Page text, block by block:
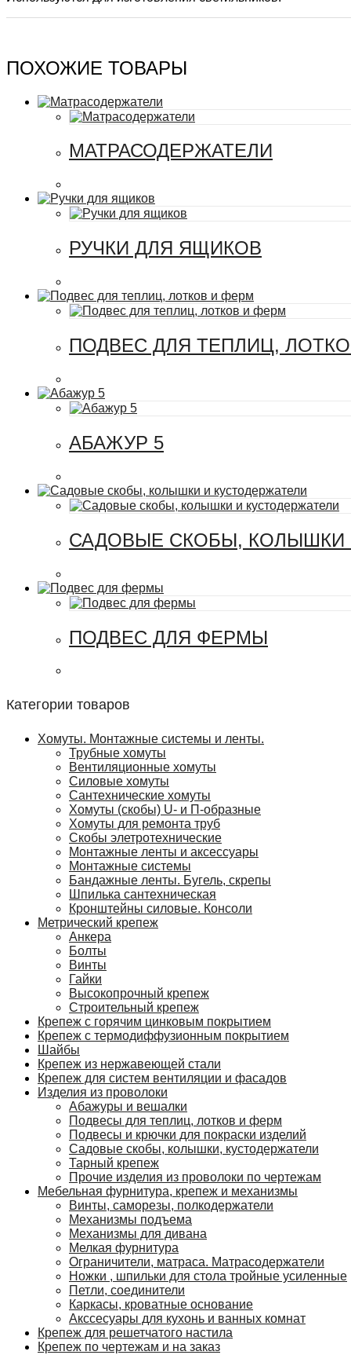
ПОХОЖИЕ ТОВАРЫ
МАТРАСОДЕРЖАТЕЛИ
РУЧКИ ДЛЯ ЯЩИКОВ
ПОДВЕС ДЛЯ ТЕПЛИЦ,
АБАЖУР 5
САДОВЫЕ СКОБЫ, КОЛЫШКИ
ПОДВЕС ДЛЯ ФЕРМЫ
Категории товаров
Хомуты. Монтажные системы и ленты.
Трубные хомуты
Вентиляционные хомуты
Силовые хомуты
Сантехнические хомуты
Хомуты (скобы) U- и П-образные
Хомуты для ремонта труб
Скобы элетротехнические
Монтажные ленты и аксессуары
Монтажные системы
Бандажные ленты. Бугель, скрепы
Шпилька сантехническая
Кронштейны силовые. Консоли
Метрический крепеж
Анкера
Болты
Винты
Гайки
Высокопрочный крепеж
Строительный крепеж
Крепеж с горячим цинковым покрытием
Крепеж с термодиффузионным покрытием
Шайбы
Крепеж из нержавеющей стали
Крепеж для систем вентиляции и фасадов
Изделия из проволоки
Абажуры и вешалки
Подвесы для теплиц, лотков и ферм
Подвесы и крючки для покраски изделий
Садовые скобы, колышки, кустодержатели
Тарный крепеж
Прочие изделия из проволоки по чертежам
Мебельная фурнитура, крепеж и механизмы
Винты, саморезы, полкодержатели
Механизмы подъема
Механизмы для дивана
Мелкая фурнитура
Ограничители, матраса. Матрасодержатели
Ножки , шпильки для стола тройные усиленные
Петли, соединители
Каркасы, кроватные основание
Акссесуары для кухонь и ванных комнат
Крепеж для решетчатого настила
Крепеж по чертежам и на заказ